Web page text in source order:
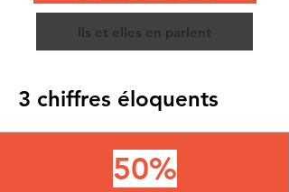
Ils et elles en parlent
3 chiffres éloquents
50%